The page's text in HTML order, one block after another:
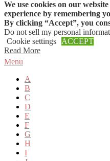
Skip to content
Menu
A
B
C
D
E
F
G
H
I
We use cookies on our
experience by remembering
By clicking “Accept”, you
Do not sell my personal
Cookie settings
ACCEPT
Read More